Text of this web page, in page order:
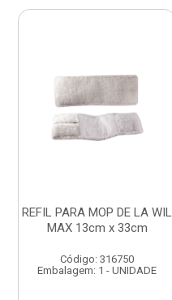
REFIL PARA MOP DE LA WIL
MAX 13cm x 33cm
Código: 316750
Embalagem: 1 - UNIDADE